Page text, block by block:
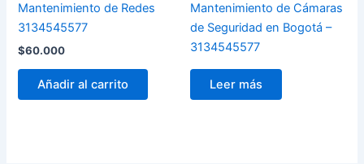
Mantenimiento de Redes
3134545577
$60.000
Añadir al carrito
Mantenimiento de Cámaras
de Seguridad en Bogotá –
3134545577
Leer más